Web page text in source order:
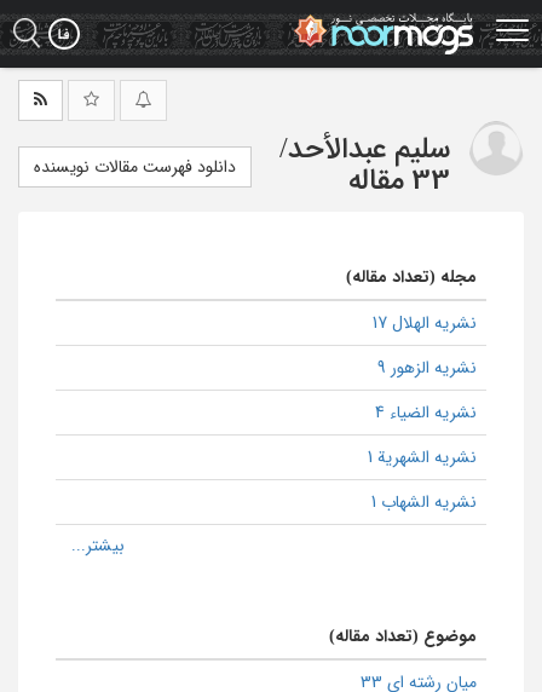
Skip
to
main
سلیم عبدالأحد/
33 مقاله
دانلود فهرست مقالات نویسنده
مجله (تعداد مقاله)
نشریه الهلال 17
نشریه الزهور 9
نشریه الضیاء 4
نشریه الشهریة 1
نشریه الشهاب 1
موضوع (تعداد مقاله)
میان رشته ای 33